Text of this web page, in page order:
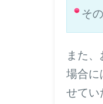
そ
また
場合に
せてい